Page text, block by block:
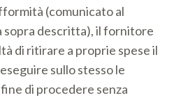
(comunicato al
descritta), il fornitore
di ritirare a proprie spese il
sullo stesso le
di procedere senza